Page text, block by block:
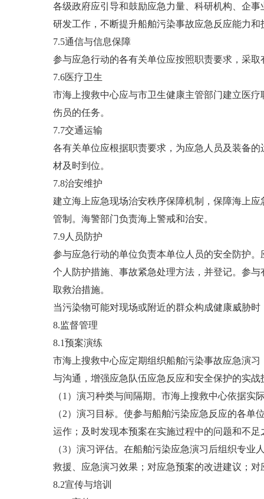
各级政府应引导和鼓励应急力量、科研机构、企
研发工作，不断提升船舶污染事故应急反应能力和
7.5通信与信息保障
参与应急行动的各有关单位应按照职责要求，采
7.6医疗卫生
市海上搜救中心应与市卫生健康主管部门建立医
伤员的任务。
7.7交通运输
各有关单位应根据职责要求，为应急人员及装备
材及时到位。
7.8治安维护
建立海上应急现场治安秩序保障机制，保障海上
管制。海警部门负责海上警戒和治安。
7.9人员防护
参与应急行动的单位负责本单位人员的安全防护
个人防护措施、事故紧急处理方法，并登记。参
取救治措施。
当污染物可能对现场或附近的群众构成健康威胁
8.监督管理
8.1预案演练
市海上搜救中心应定期组织船舶污染事故应急演
与沟通，增强应急队伍应急反应和安全保护的实战
（1）演习种类与间隔期。市海上搜救中心依据
（2）演习目标。使参与船舶污染应急反应的各
运作；及时发现本预案在实施过程中的问题和不
（3）演习评估。在船舶污染应急演习后组织专
救援、应急演习效果；对应急预案的改进建议；
8.2宣传与培训